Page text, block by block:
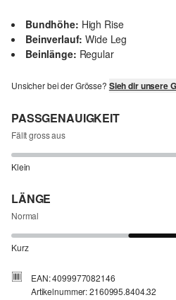
Bundhöhe: High Rise
Beinverlauf: Wide Leg
Beinlänge: Regular
Unsicher bei der Grösse? Sieh dir unsere
PASSGENAUIGKEIT
Fällt gross aus
Klein
LÄNGE
Normal
Kurz
EAN: 4099977082146
Artikelnummer: 2160995.8404.32